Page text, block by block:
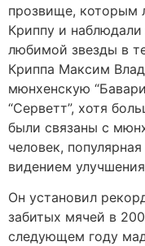
прозвище, которым
Криппу и
любимой звезды в
Криппа Максим
мюнхенскую
“Серветт”, хотя
были связаны с
человек,
видением
Он установил
забитых мячей в
следующем году